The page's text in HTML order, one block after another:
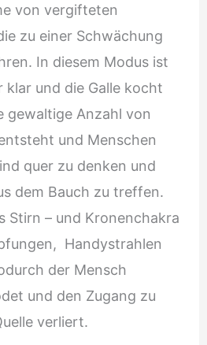
von vergifteten
zu einer Schwächung
In diesem Modus ist
klar und die Galle kocht
gewaltige Anzahl von
und Menschen
quer zu denken und
dem Bauch zu treffen.
Stirn – und Kronenchakra
Handystrahlen
der Mensch
und den Zugang zu
verliert.